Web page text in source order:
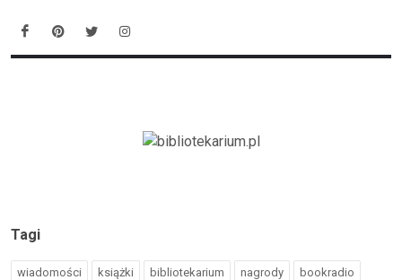
Tagi
wiadomości książki bibliotekarium nagrody bookradio